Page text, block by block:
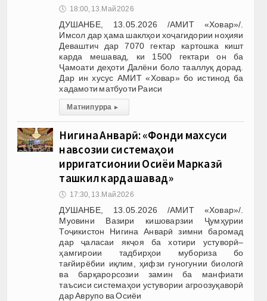
🕔 18:00, 13.Май 2026
ДУШАНБЕ, 13.05.2026 /АМИТ «Ховар»/.
Имсол дар ҳама шаклҳои хоҷагидории ноҳияи
Деваштич дар 7070 гектар картошка кишт
карда мешавад, ки 1500 гектари он ба
Ҷамоати деҳоти Далёни боло тааллуқ дорад.
Дар ин хусус АМИТ «Ховар» бо истинод ба
хадамоти матбуоти Раиси
Матни пурра ▸
Нигина Анварӣ: «Фонди махсуси
навсозии системаҳои
ирригатсионии Осиёи Марказӣ
ташкил карда шавад»
🕔 17:30, 13.Май 2026
ДУШАНБЕ, 13.05.2026 /АМИТ «Ховар»/.
Муовини Вазири кишоварзии Ҷумҳурии
Тоҷикистон Нигина Анварӣ зимни баромад
дар ҷаласаи якҷоя ба хотири устуворӣ–
ҳамгироии тадбирҳои мубориза бо
тағйирёбии иқлим, ҳифзи гуногунии биологӣ
ва барқарорсозии замин ба манфиати
таъсиси системаҳои устувории агроозуқаворӣ
дар Аврупо ва Осиёи